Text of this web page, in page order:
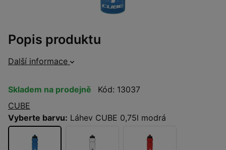
Popis produktu
Další informace
Skladem na prodejně
Kód: 13037
CUBE
Vyberte barvu: Láhev CUBE 0,75l modrá